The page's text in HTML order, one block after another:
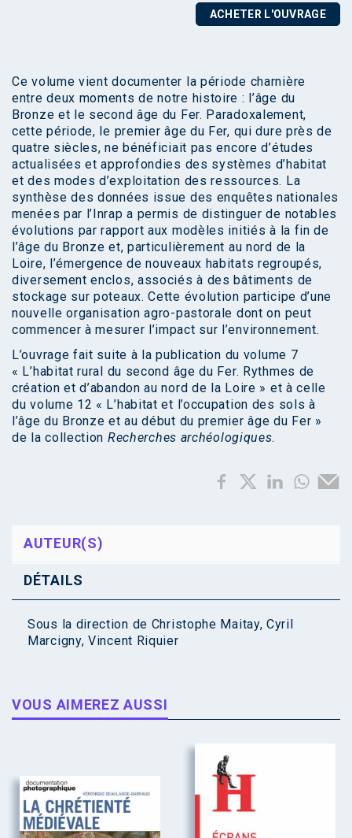
ACHETER L'OUVRAGE
Ce volume vient documenter la période charnière
entre deux moments de notre histoire : l’âge du
Bronze et le second âge du Fer. Paradoxalement,
cette période, le premier âge du Fer, qui dure près de
quatre siècles, ne bénéficiait pas encore d’études
actualisées et approfondies des systèmes d’habitat
et des modes d’exploitation des ressources. La
synthèse des données issue des enquêtes nationales
menées par l’Inrap a permis de distinguer de notables
évolutions par rapport aux modèles initiés à la fin de
l’âge du Bronze et, particulièrement au nord de la
Loire, l’émergence de nouveaux habitats regroupés,
diversement enclos, associés à des bâtiments de
stockage sur poteaux. Cette évolution participe d’une
nouvelle organisation agro-pastorale dont on peut
commencer à mesurer l’impact sur l’environnement.
L’ouvrage fait suite à la publication du volume 7
« L’habitat rural du second âge du Fer. Rythmes de
création et d’abandon au nord de la Loire » et à celle
du volume 12 « L’habitat et l’occupation des sols à
l’âge du Bronze et au début du premier âge du Fer »
de la collection Recherches archéologiques.
AUTEUR(S)
DÉTAILS
Sous la direction de Christophe Maitay,Cyril
Marcigny,Vincent Riquier
VOUS AIMEREZ AUSSI